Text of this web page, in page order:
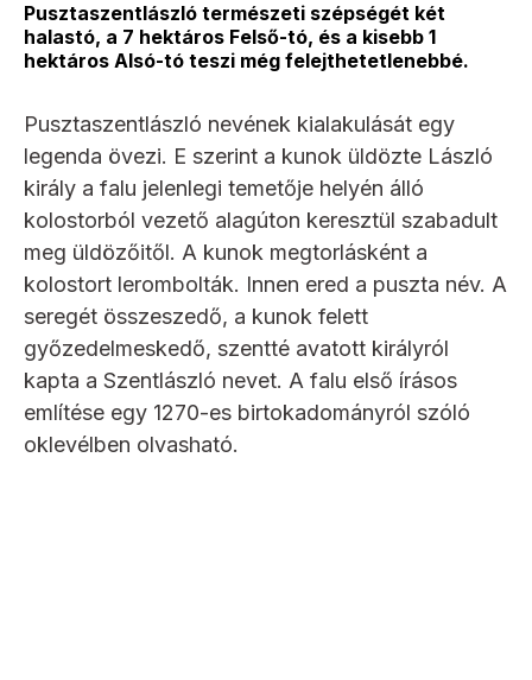
Pusztaszentlászló természeti szépségét két
halastó, a 7 hektáros Felső-tó, és a kisebb 1
hektáros Alsó-tó teszi még felejthetetlenebbé.
Pusztaszentlászló nevének kialakulását egy
legenda övezi. E szerint a kunok üldözte László
király a falu jelenlegi temetője helyén álló
kolostorból vezető alagúton keresztül szabadult
meg üldözőitől. A kunok megtorlásként a
kolostort lerombolták. Innen ered a puszta név. A
seregét összeszedő, a kunok felett
győzedelmeskedő, szentté avatott királyról
kapta a Szentlászló nevet. A falu első írásos
említése egy 1270-es birtokadományról szóló
oklevélben olvasható.